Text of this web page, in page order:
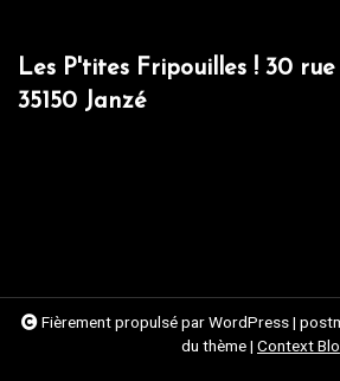
Les P'tites Fripouilles ! 30
35150 Janzé
Fièrement propulsé par WordPress|
du thème| Context